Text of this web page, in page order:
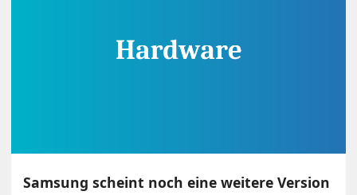
Samsung scheint noch eine weitere Version